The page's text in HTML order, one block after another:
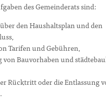
des Gemeinderats sind:
den Haushaltsplan und den
Tarifen und Gebühren,
von Bauvorhaben und
Rücktritt oder die Entlassung